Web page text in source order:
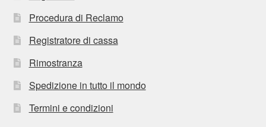
Procedura di Reclamo
Registratore di cassa
Rimostranza
Spedizione in tutto il mondo
Termini e condizioni